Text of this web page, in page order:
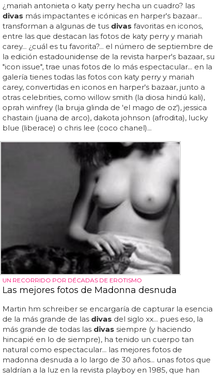
¿mariah antonieta o katy perry hecha un cuadro? las
divas más impactantes e icónicas en harper's bazaar...
transforman a algunas de tus divas favoritas en iconos,
entre las que destacan las fotos de katy perry y mariah
carey... ¿cuál es tu favorita?... el número de septiembre de
la edición estadounidense de la revista harper's bazaar, su
"icon issue", trae unas fotos de lo más espectacular... en la
galería tienes todas las fotos con katy perry y mariah
carey, convertidas en iconos en harper's bazaar, junto a
otras celebrities, como willow smith (la diosa hindú kali),
oprah winfrey (la bruja glinda de 'el mago de oz'), jessica
chastain (juana de arco), dakota johnson (afrodita), lucky
blue (liberace) o chris lee (coco chanel)...
UN RECORRIDO POR DÉCADAS DE EROTISMO
Las mejores fotos de Madonna desnuda
Martin hm schreiber se encargaría de capturar la esencia
de la más grande de las divas del siglo xx... pues eso, la
más grande de todas las divas siempre (y haciendo
hincapié en lo de siempre), ha tenido un cuerpo tan
natural como espectacular... las mejores fotos de
madonna desnuda a lo largo de 30 años... unas fotos que
saldrían a la luz en la revista playboy en 1985, que han